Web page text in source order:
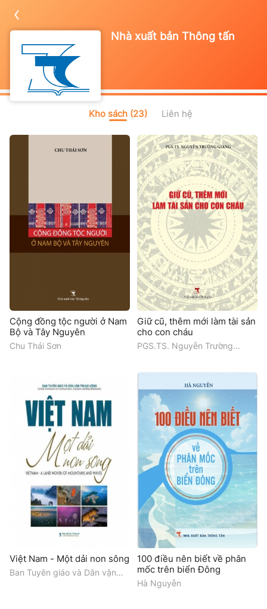
Nhà xuất bản Thông tấn
Kho sách (23) Liên hệ
Cộng đồng tộc người ở Nam
Bộ và Tây Nguyên
Chu Thái Sơn
Giữ cũ, thêm mới làm tài sản
cho con cháu
PGS.TS. Nguyễn Trường
Việt Nam - Một dải non sông
Ban Tuyên giáo và Dân vận
100 điều nên biết về phân
mốc trên biển Đông
Hà Nguyễn